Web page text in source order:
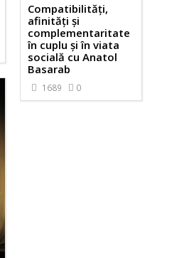
Compatibilități,
afinități și
complementaritate
în cuplu și în viata
socială cu Anatol
Basarab
1689 0